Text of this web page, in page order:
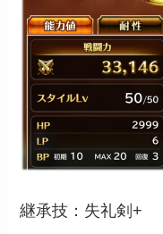
継承技：失礼剣+